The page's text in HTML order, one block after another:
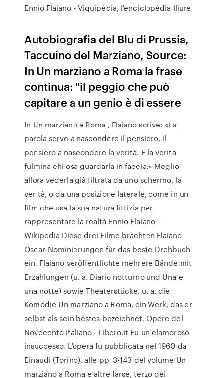
Ennio Flaiano - Viquipèdia, l'enciclopèdia lliure
Autobiografia del Blu di Prussia,
Taccuino del Marziano, Source:
In Un marziano a Roma la frase
continua: "il peggio che può
capitare a un genio è di essere
In Un marziano a Roma , Flaiano scrive: «La
parola serve a nascondere il pensiero, il
pensiero a nascondere la verità. E la verità
fulmina chi osa guardarla in faccia.» Meglio
allora vederla già filtrata da uno schermo, la
verità, o da una posizione laterale, come in un
film che usa la sua natura fittizia per
rappresentare la realtà Ennio Flaiano –
Wikipedia Diese drei Filme brachten Flaiano
Oscar-Nominierungen für das beste Drehbuch
ein. Flaiano veröffentlichte mehrere Bände mit
Erzählungen (u. a. Diario notturno und Una e
una notte) sowie Theaterstücke, u. a. die
Komödie Un marziano a Roma, ein Werk, das er
selbst als sein bestes bezeichnet. Opere del
Novecento italiano - Libero.it Fu un clamoroso
insuccesso. L'opera fu pubblicata nel 1960 da
Einaudi (Torino), alle pp. 3-143 del volume Un
marziano a Roma e altre farse, terzo dei